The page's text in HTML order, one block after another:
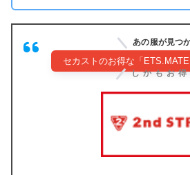
あの服が見つ
セカストのお得な「
しかもお